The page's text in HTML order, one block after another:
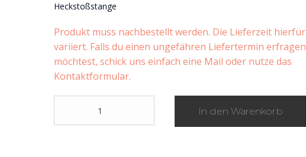
Heckstoßstange
Produkt muss nachbestellt werden. Die Lieferzeit hierfür
variiert. Falls du einen ungefähren Liefertermin erfragen
möchtest, schick uns einfach eine Mail oder nutze das
Kontaktformular.
Motorsports
Heckdiffusor
In den Warenkorb